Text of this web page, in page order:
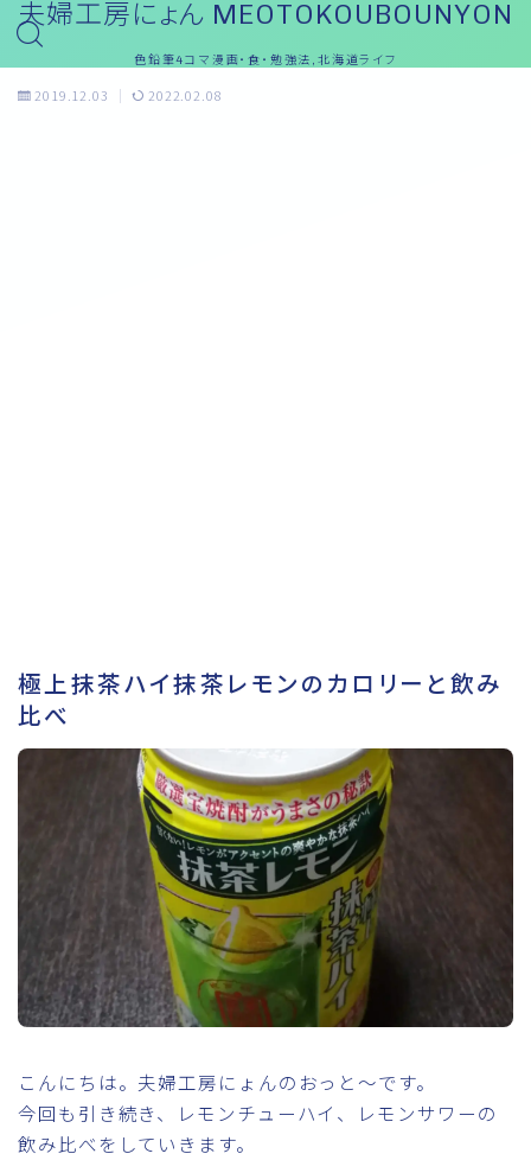
夫婦工房にょん MEOTOKOUBOUNYON
色鉛筆4コマ漫画・食・勉強法,北海道ライフ
2019.12.03 2022.02.08
極上抹茶ハイ抹茶レモンのカロリーと飲み
比べ
こんにちは。夫婦工房にょんのおっと～です。
今回も引き続き、レモンチューハイ、レモンサワーの
飲み比べをしていきます。